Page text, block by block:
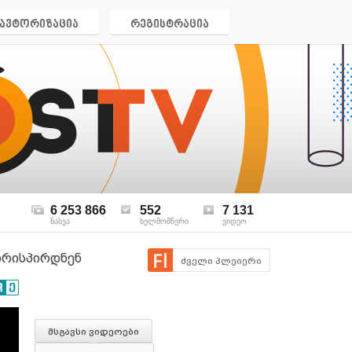
ავტორიზაცია რეგისტრაცია
6 253 866
ნახვა
552
ხელმომწერი
7 131
ვიდეო
ძველი პლეიერი
მსგავსი ვიდეოები